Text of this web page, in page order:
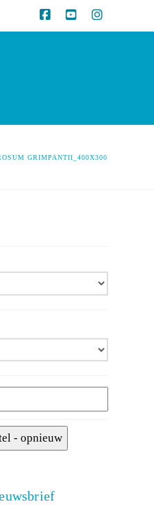
GRIMPANTII_400X300